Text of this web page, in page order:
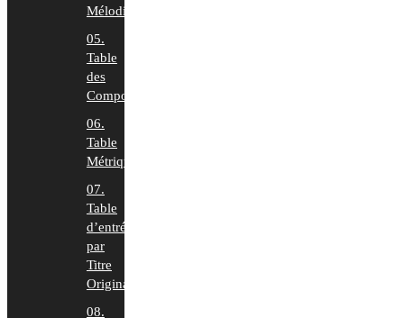
Mélodies
05.
Table
des
Compositeurs
06.
Table
Métrique
07.
Table
d’entrée
par
Titre
Original
08.